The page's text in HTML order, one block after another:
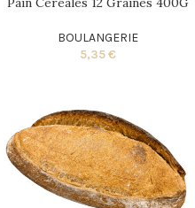
BOULANGERIE
5,35€